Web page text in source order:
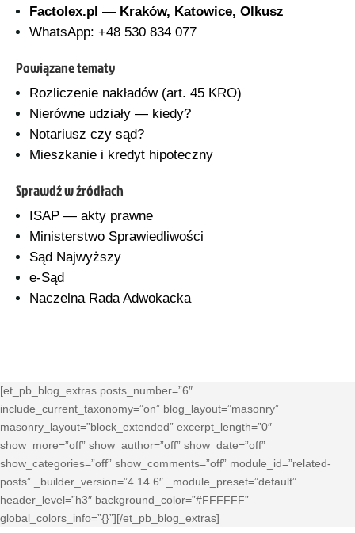
Factolex.pl — Kraków, Katowice, Olkusz
WhatsApp: +48 530 834 077
Powiązane tematy
Rozliczenie nakładów (art. 45 KRO)
Nierówne udziały — kiedy?
Notariusz czy sąd?
Mieszkanie i kredyt hipoteczny
Sprawdź w źródłach
ISAP — akty prawne
Ministerstwo Sprawiedliwości
Sąd Najwyższy
e-Sąd
Naczelna Rada Adwokacka
[et_pb_blog_extras posts_number=”6″
include_current_taxonomy=”on” blog_layout=”masonry”
masonry_layout=”block_extended” excerpt_length=”0″
show_more=”off” show_author=”off” show_date=”off”
show_categories=”off” show_comments=”off” module_id=”related-
posts” _builder_version=”4.14.6″ _module_preset=”default”
header_level=”h3″ background_color=”#FFFFFF”
global_colors_info=”{}”][/et_pb_blog_extras]